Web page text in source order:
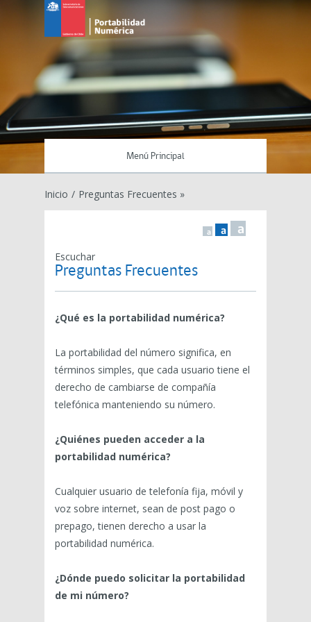
Menú Principal
Inicio / Preguntas Frecuentes »
a a a
Escuchar
Preguntas Frecuentes
¿Qué es la portabilidad numérica?
La portabilidad del número significa, en
términos simples, que cada usuario tiene el
derecho de cambiarse de compañía
telefónica manteniendo su número.
¿Quiénes pueden acceder a la
portabilidad numérica?
Cualquier usuario de telefonía fija, móvil y
voz sobre internet, sean de post pago o
prepago, tienen derecho a usar la
portabilidad numérica.
¿Dónde puedo solicitar la portabilidad
de mi número?